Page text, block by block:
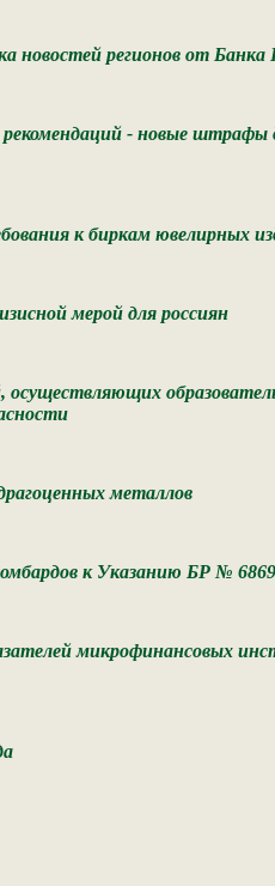
новостей регионов от Банка
- новые штрафы
к биркам ювелирных
мерой для россиян
осуществляющих
металлов
к Указанию БР №
микрофинансовых